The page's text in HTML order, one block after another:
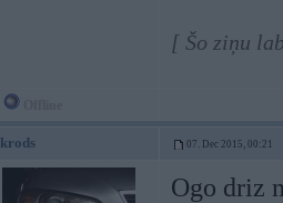
[ Šo ziņu
krods 07. Dec 2015, 00:21
Ogo driz